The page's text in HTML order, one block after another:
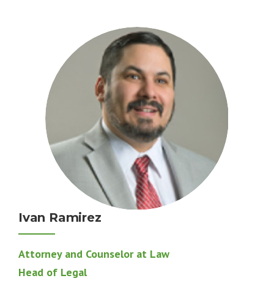
Ivan Ramirez
Attorney and Counselor at Law
Head of Legal